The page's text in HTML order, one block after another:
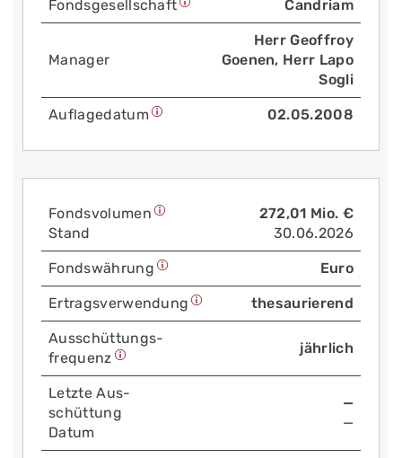
Fonds­gesellschaft Candriam
Manager
Herr Geoffroy
Goenen, Herr Lapo
Sogli
Auflage­datum 02.05.2008
Fonds­volumen
Stand
272,01 Mio. €
30.06.2026
Fonds­währung Euro
Ertrags­verwendung thesaurierend
Aus­schüttungs­
frequenz
jährlich
Letzte Aus­
schüttung
Datum
—
—